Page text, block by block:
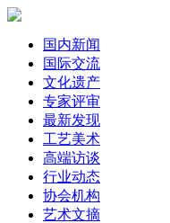
国内新闻
国际交流
文化遗产
专家评审
最新发现
工艺美术
高端访谈
行业动态
协会机构
艺术文摘